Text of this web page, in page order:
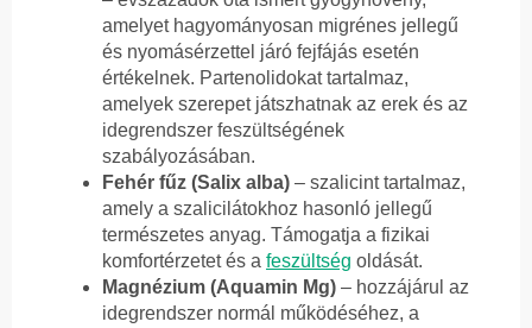
amelyet hagyományosan migrénes jellegű
és nyomásérzettel járó fejfájás esetén
értékelnek. Partenolidokat tartalmaz,
amelyek szerepet játszhatnak az erek és az
idegrendszer feszültségének
szabályozásában.
Fehér fűz (Salix alba) – szalicint tartalmaz,
amely a szalicilátokhoz hasonló jellegű
természetes anyag. Támogatja a fizikai
komfortérzetet és a feszültség oldását.
Magnézium (Aquamin Mg) – hozzájárul az
idegrendszer normál működéséhez, a